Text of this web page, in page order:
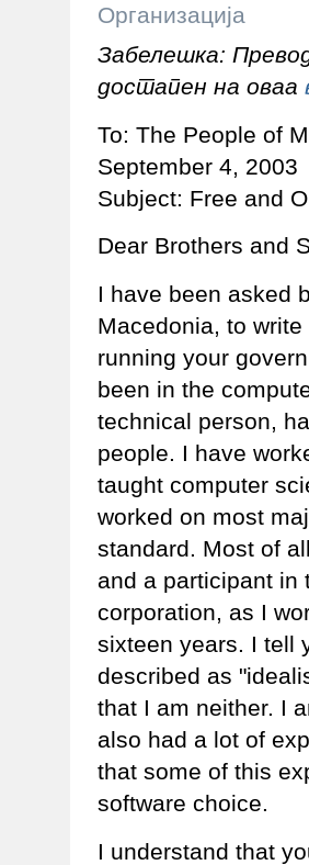
Организација
Забелешка:
достапен на оваа
To: The People of
September 4, 2003
Subject: Free and
Dear Brothers and
I have been asked
Macedonia, to
running your
been in the
technical person,
people. I have
taught computer
worked on most
standard. Most of
and a participant in
corporation, as I
sixteen years. I tell
described as
that I am neither. I
also had a lot of
that some of this
software choice.
I understand that